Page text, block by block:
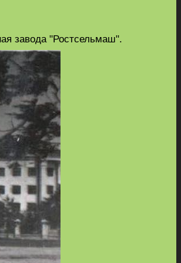
завода "Ростсельмаш".